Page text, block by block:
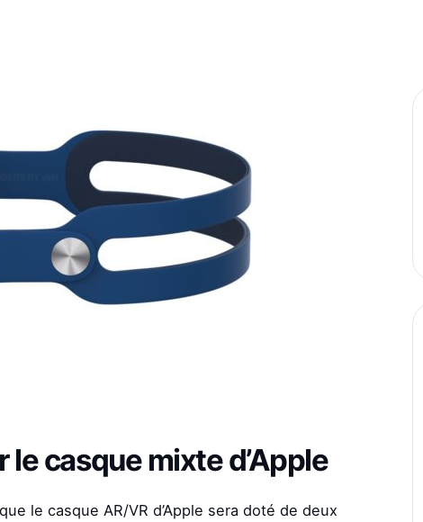
casque mixte d’Apple
le casque AR/VR d’Apple sera doté de deux